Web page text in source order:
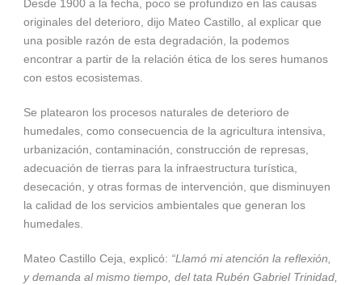
Desde 1900 a la fecha, poco se profundizo en las causas
originales del deterioro, dijo Mateo Castillo, al explicar que
una posible razón de esta degradación, la podemos
encontrar a partir de la relación ética de los seres humanos
con estos ecosistemas.
Se platearon los procesos naturales de deterioro de
humedales, como consecuencia de la agricultura intensiva,
urbanización, contaminación, construcción de represas,
adecuación de tierras para la infraestructura turística,
desecación, y otras formas de intervención, que disminuyen
la calidad de los servicios ambientales que generan los
humedales.
Mateo Castillo Ceja, explicó: “Llamó mi atención la reflexión,
y demanda al mismo tiempo, del tata Rubén Gabriel Trinidad,